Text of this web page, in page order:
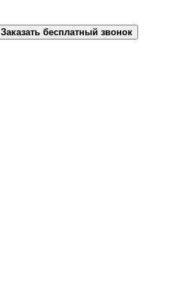
Заказать бесплатный звонок